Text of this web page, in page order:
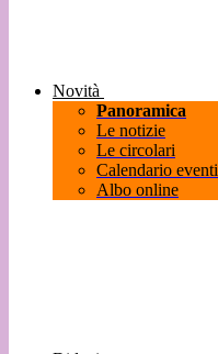
Novità
Panoramica
Le notizie
Le circolari
Calendario eventi
Albo online